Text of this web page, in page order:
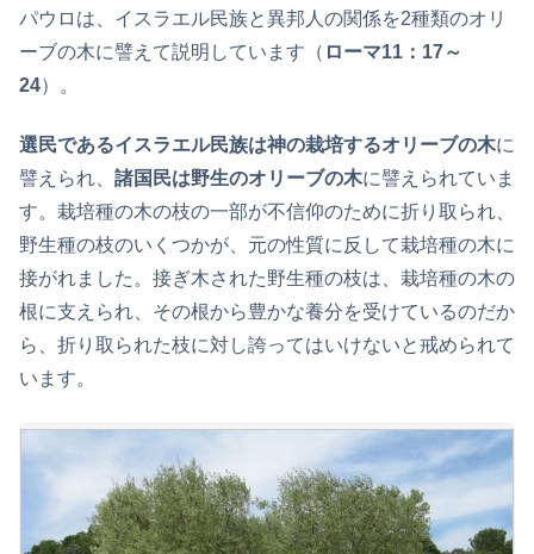
パウロは、イスラエル民族と異邦人の関係を2種類のオリ
ーブの木に譬えて説明しています（ ローマ11：17～
24）。
選民であるイスラエル民族は神の栽培するオリーブの木に
譬えられ、 諸国民は野生のオリーブの木に譬えられていま
す。栽培種の木の枝の一部が不信仰のために折り取られ、
野生種の枝のいくつかが、元の性質に反して栽培種の木に
接がれました。接ぎ木された野生種の枝は、栽培種の木の
根に支えられ、その根から豊かな養分を受けているのだか
ら、折り取られた枝に対し誇ってはいけないと戒められて
います。